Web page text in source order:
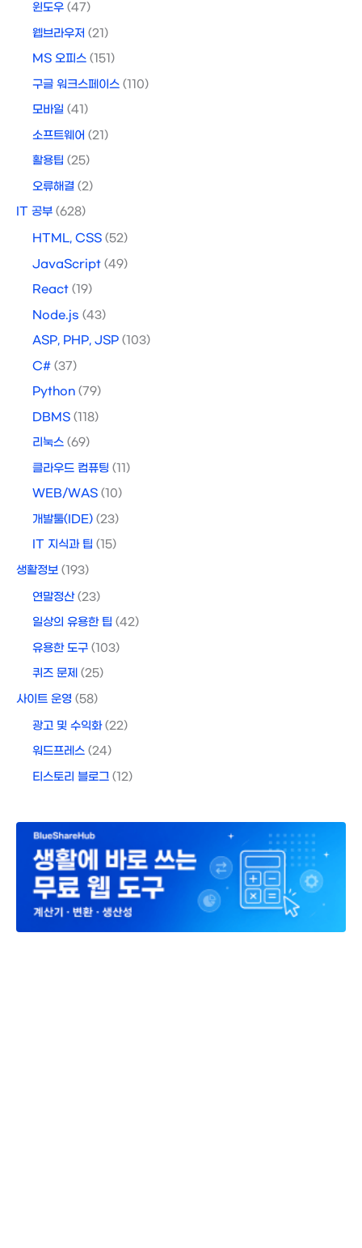
해
결
방
법
윈도우 (47)
웹브라우저 (21)
MS 오피스 (151)
구글 워크스페이스 (110)
모바일 (41)
소프트웨어 (21)
활용팁 (25)
오류해결 (2)
IT 공부 (628)
HTML, CSS (52)
JavaScript (49)
React (19)
Node.js (43)
ASP, PHP, JSP (103)
C# (37)
Python (79)
DBMS (118)
리눅스 (69)
클라우드 컴퓨팅 (11)
WEB/WAS (10)
개발툴(IDE) (23)
IT 지식과 팁 (15)
생활정보 (193)
연말정산(23)
일상의 유용한 팁 (42)
유용한 도구 (103)
퀴즈 문제 (25)
사이트 운영 (58)
광고 및 수익화(22)
워드프레스 (24)
티스토리 블로그 (12)